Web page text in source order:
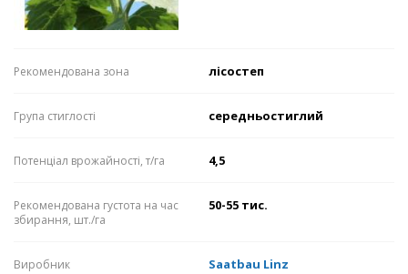
Рекомендована зона лісостеп
Група стиглості середньостиглий
Потенціал врожайності, т/га 4,5
Рекомендована густота на час
збирання, шт./га
50-55 тис.
Виробник Saatbau Linz